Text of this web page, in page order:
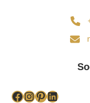
Facebook
Instagram
Pinterest
LinkedIn